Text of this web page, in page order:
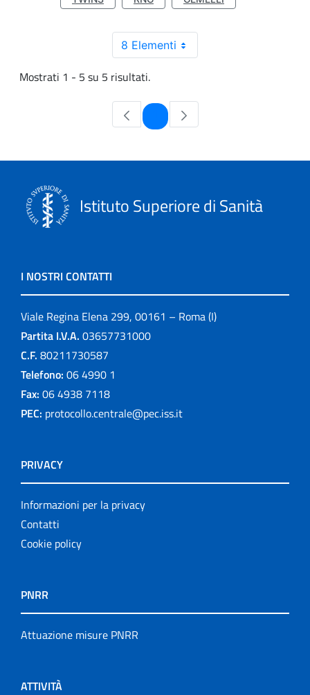
8 Elementi
Mostrati 1 - 5 su 5 risultati.
Pagina
Istituto Superiore di Sanità
I NOSTRI CONTATTI
Viale Regina Elena 299, 00161 – Roma (I)
Partita I.V.A. 03657731000
C.F. 80211730587
Telefono: 06 4990 1
Fax: 06 4938 7118
PEC: protocollo.centrale@pec.iss.it
PRIVACY
Informazioni per la privacy
Contatti
Cookie policy
PNRR
Attuazione misure PNRR
ATTIVITÀ